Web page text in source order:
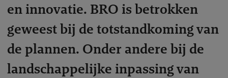
en innovatie. BRO is betrokken
geweest bij de totstandkoming van
de plannen. Onder andere bij de
landschappelijke inpassing van